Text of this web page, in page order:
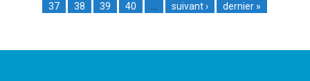
37
38 39 40 suivant › dernier »